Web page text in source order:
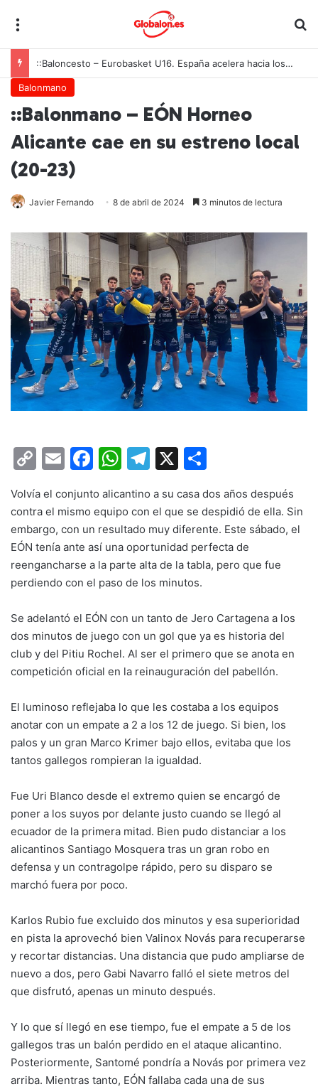
::Baloncesto – Eurobasket U16. España acelera hacia los octavos tras una exhibición colectiva ante Georgia
Balonmano
::Balonmano – EÓN Horneo
Alicante cae en su estreno local
(20-23)
Javier Fernando 8 de abril de 2024 3 minutos de lectura
C
p
y
Li
n
k
E
ai
l
F
c
e
b
o
o
k
W
at
s
A
p
p
T
e
gr
a
m
X
m
p
ar
tir
Volvía el conjunto alicantino a su casa dos años después
contra el mismo equipo con el que se despidió de ella. Sin
embargo, con un resultado muy diferente. Este sábado, el
EÓN tenía ante así una oportunidad perfecta de
reengancharse a la parte alta de la tabla, pero que fue
perdiendo con el paso de los minutos.
Se adelantó el EÓN con un tanto de Jero Cartagena a los
dos minutos de juego con un gol que ya es historia del
club y del Pitiu Rochel. Al ser el primero que se anota en
competición oficial en la reinauguración del pabellón.
El luminoso reflejaba lo que les costaba a los equipos
anotar con un empate a 2 a los 12 de juego. Si bien, los
palos y un gran Marco Krimer bajo ellos, evitaba que los
tantos gallegos rompieran la igualdad.
Fue Uri Blanco desde el extremo quien se encargó de
poner a los suyos por delante justo cuando se llegó al
ecuador de la primera mitad. Bien pudo distanciar a los
alicantinos Santiago Mosquera tras un gran robo en
defensa y un contragolpe rápido, pero su disparo se
marchó fuera por poco.
Karlos Rubio fue excluido dos minutos y esa superioridad
en pista la aprovechó bien Valinox Novás para recuperarse
y recortar distancias. Una distancia que pudo ampliarse de
nuevo a dos, pero Gabi Navarro falló el siete metros del
que disfrutó, apenas un minuto después.
Y lo que sí llegó en ese tiempo, fue el empate a 5 de los
gallegos tras un balón perdido en el ataque alicantino.
Posteriormente, Santomé pondría a Novás por primera vez
arriba. Mientras tanto, EÓN fallaba cada una de sus